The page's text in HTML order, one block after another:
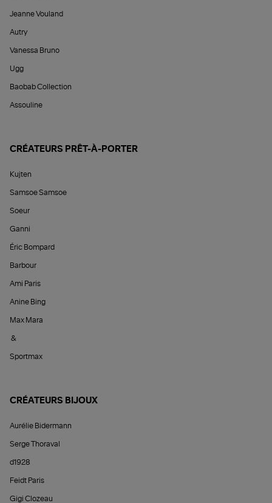
Jeanne Vouland
Autry
Vanessa Bruno
Ugg
Baobab Collection
Assouline
CRÉATEURS PRÊT-À-PORTER
Kujten
Samsoe Samsoe
Soeur
Ganni
Éric Bompard
Barbour
Ami Paris
Anine Bing
Max Mara
&
Sportmax
CRÉATEURS BIJOUX
Aurélie Bidermann
Serge Thoraval
d1928
Feidt Paris
Gigi Clozeau